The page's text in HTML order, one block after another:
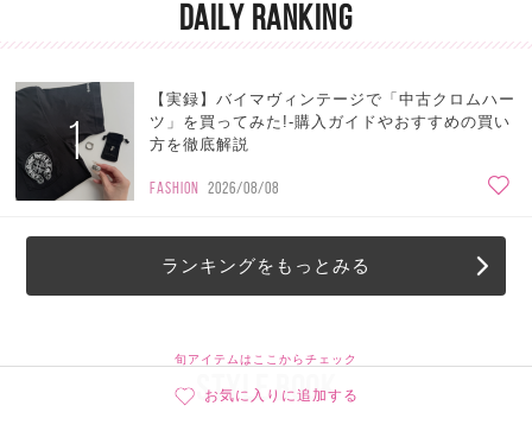
お気に入りに追加する
DAILY RANKING
1
【実録】バイマヴィンテージで「中古クロムハー
ツ」を買ってみた!-購入ガイドやおすすめの買い
方を徹底解説
FASHION 2026/08/08
ランキングをもっとみる
旬アイテムはここからチェック
STYLE BOOK